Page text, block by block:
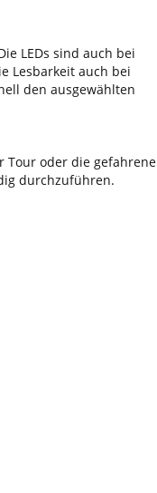
LEDs sind auch bei
Lesbarkeit auch bei
den ausgewählten
Tour oder die gefahrene
durchzuführen.